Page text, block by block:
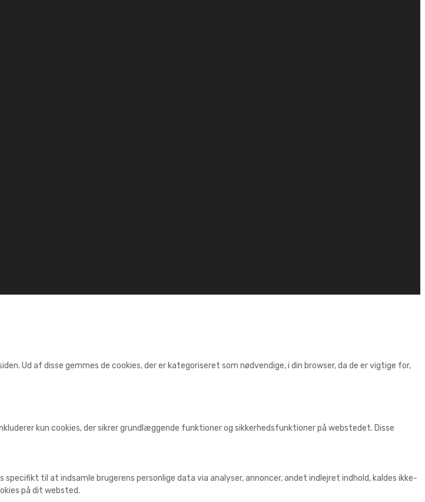
Ud af disse gemmes de cookies, der er kategoriseret som nødvendige, i din browser, da de er vigtige for,
kun cookies, der sikrer grundlæggende funktioner og sikkerhedsfunktioner på webstedet. Disse
til at indsamle brugerens personlige data via analyser, annoncer, andet indlejret indhold, kaldes ikke-
på dit websted.